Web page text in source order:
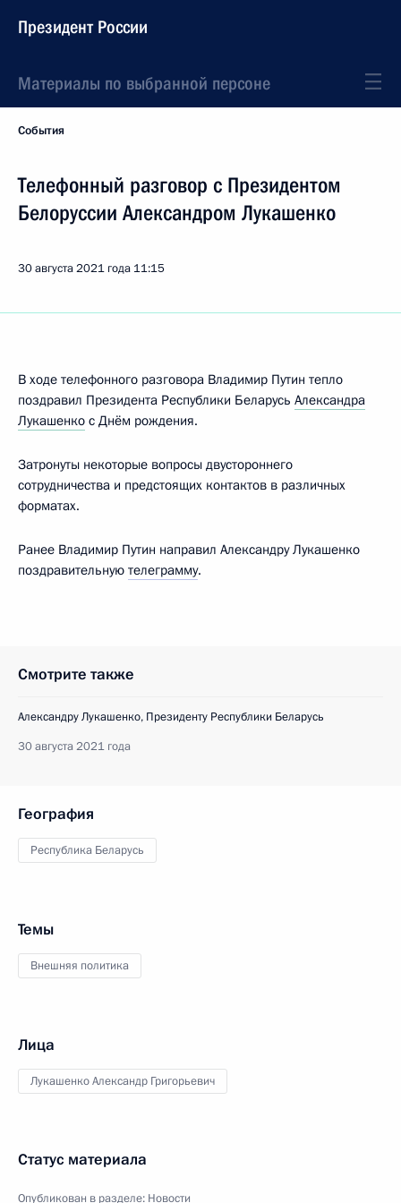
Президент России
Материалы по выбранной персоне
События
Телефонный разговор с Президентом
Белоруссии Александром Лукашенко
30 августа 2021 года 11:15
В ходе телефонного разговора Владимир Путин тепло
поздравил Президента Республики Беларусь Александра
Лукашенко с Днём рождения.
Затронуты некоторые вопросы двустороннего
сотрудничества и предстоящих контактов в различных
форматах.
Ранее Владимир Путин направил Александру Лукашенко
поздравительную телеграмму.
Смотрите также
Александру Лукашенко, Президенту Республики Беларусь
30 августа 2021 года
География
Республика Беларусь
Темы
Внешняя политика
Лица
Лукашенко Александр Григорьевич
Статус материала
Опубликован в разделе: Новости